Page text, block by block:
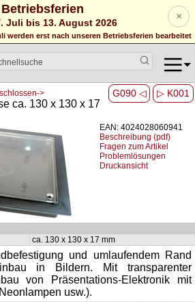
Betriebsferien
Juli bis 13. August 2026
werden erst nach unseren Betriebsferien bearbeitet
×
G090 ◁ ▷ K001
>
ca. 130 x 130 x 17
EAN: 4024028060941
Beschreibung (pdf)
Fragen zum Artikel
Problemlösungen
Druckansicht
ca. 130 x 130 x 17 mm
und umlaufendem Rand
in Bildern. Mit transparenter
von Präsentations-Elektronik mit
usw.).